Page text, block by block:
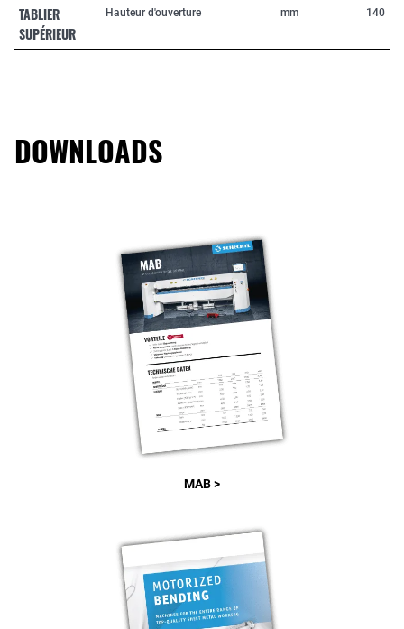
TABLIER
SUPÉRIEUR
Hauteur d'ouverture mm 140
DOWNLOADS
MAB >